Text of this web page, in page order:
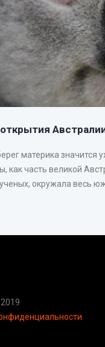
материка значится
как часть великой
окружала весь
2019